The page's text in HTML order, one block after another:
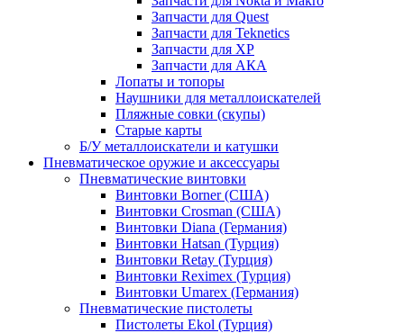
Запчасти для Quest
Запчасти для Teknetics
Запчасти для XP
Запчасти для АКА
Лопаты и топоры
Наушники для металлоискателей
Пляжные совки (скупы)
Старые карты
Б/У металлоискатели и катушки
Пневматическое оружие и аксессуары
Пневматические винтовки
Винтовки Borner (США)
Винтовки Crosman (США)
Винтовки Diana (Германия)
Винтовки Hatsan (Турция)
Винтовки Retay (Турция)
Винтовки Reximex (Турция)
Винтовки Umarex (Германия)
Пневматические пистолеты
Пистолеты Ekol (Турция)